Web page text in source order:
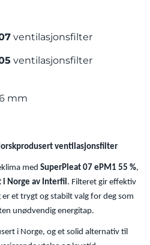
ventilasjonsfilter
ventilasjonsfilter
mm
ventilasjonsfilter
med SuperPleat 07 ePM1 55 %,
Norge av Interfil . Filteret gir effektiv
et trygt og stabilt valg for deg som
unødvendig energitap.
i Norge, og et solid alternativ til